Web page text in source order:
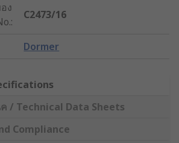
ง
:
C2473/16
Dormer
/ Technical Data Sheets
Compliance